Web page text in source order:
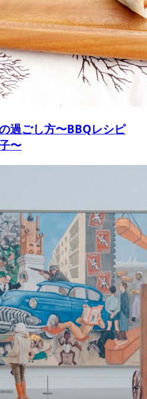
過ごし方〜BBQレシピ
〜